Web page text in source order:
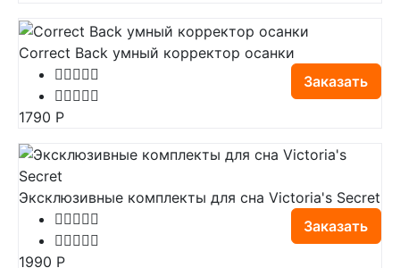
Correct Back умный корректор осанки
Заказать
1790 Р
Эксклюзивные комплекты для сна Victoria's Secret
Заказать
1990 Р